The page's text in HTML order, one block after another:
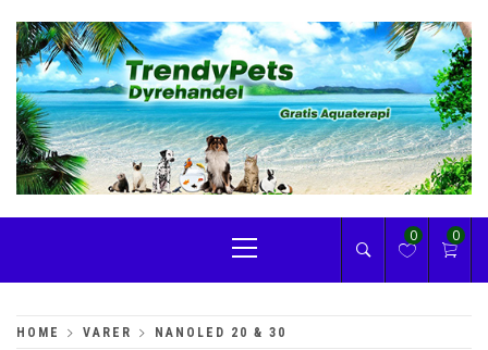
content
TRENDYPETS
Menu
0 0
HOME VARER NANOLED 20 & 30